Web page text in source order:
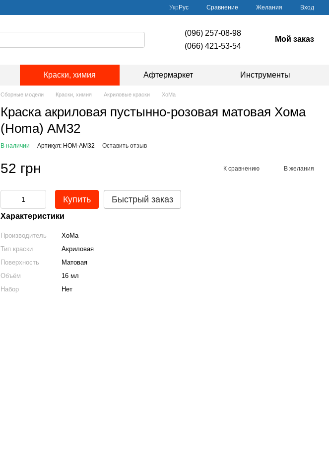
Укр Рус Сравнение Желания Вход
(096) 257-08-98
(066) 421-53-54
Мой заказ
Краски, химия Афтермаркет Инструменты
Сборные модели Краски, химия Акриловые краски ХоМа
Краска акриловая пустынно-розовая матовая Хома
(Homa) АМ32
В наличии Артикул: HOM-AM32 Оставить отзыв
52 грн К сравнению В желания
Купить Быстрый заказ
Характеристики
Производитель
ХоМа
Тип краски
Акриловая
Поверхность
Матовая
Объём
16 мл
Набор
Нет